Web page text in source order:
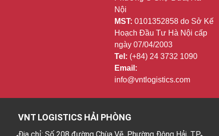
Nội
MST: 0101352858 do Sở Kế
Hoạch Đầu Tư Hà Nội cấp
ngày 07/04/2003
Tel: (+84) 24 3732 1090
Email:
info@vntlogistics.com
VNT LOGISTICS HẢI PHÒNG
Địa chỉ: Số 208 đường Chùa Vẽ, Phường Đông Hải, TP.